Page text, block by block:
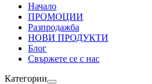
Начало
ПРОМОЦИИ
Разпродажба
НОВИ ПРОДУКТИ
Блог
Свържете се с нас
Категории